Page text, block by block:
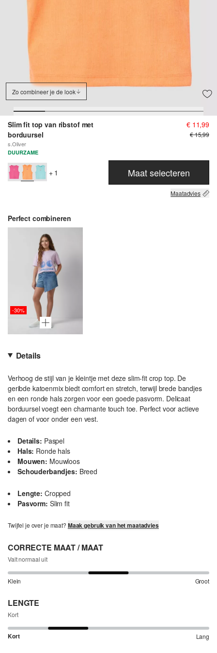
Zo combineer je de look
Slim fit top van ribstof met
borduursel
s.Oliver
€ 11,99
€ 15,99
DUURZAME
+ 1 Maat selecteren
Maatadvies
Perfect combineren
-30%
Details
Verhoog de stijl van je kleintje met deze slim-fit crop top. De
geribde katoenmix biedt comfort en stretch, terwijl brede bandjes
en een ronde hals zorgen voor een goede pasvorm. Delicaat
borduursel voegt een charmante touch toe. Perfect voor actieve
dagen of voor onder een vest.
Details: Paspel
Hals: Ronde hals
Mouwen: Mouwloos
Schouderbandjes: Breed
Lengte: Cropped
Pasvorm: Slim fit
Twijfel je over je maat? Maak gebruik van het maatadvies
CORRECTE MAAT / MAAT
Valt normaal uit
Klein Groot
LENGTE
Kort
Kort Lang